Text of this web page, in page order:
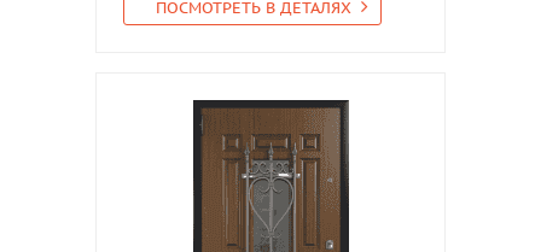
ПОСМОТРЕТЬ В ДЕТАЛЯХ